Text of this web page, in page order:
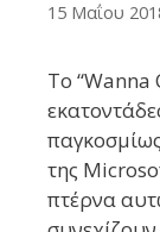
15 Μαΐου
Το “Wanna
της
πτέρνα